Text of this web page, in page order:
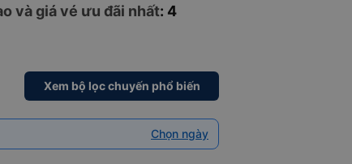
và giá vé ưu đãi nhất: 4
Xem bộ lọc chuyến phổ biến
Chọn ngày